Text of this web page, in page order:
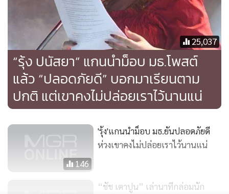
25,037
“รุ้ง ปนัสยา” แกนนำม็อบ มธ.โพสต์
แล้ว “ปลอดภัยดี” บอกมาเรียนตาม
ปกติ แต่เขาคงไม่ปล่อยเราไว้นานแน่
146
'รุ้ง'แกนนำม็อบ มธ.ยันปลอดภัยดี
ห่วงเขาคงไม่ปล่อยเราไว้นานแน่
“ชัช เตาปูน” เล่านาทีกล่อมนัก